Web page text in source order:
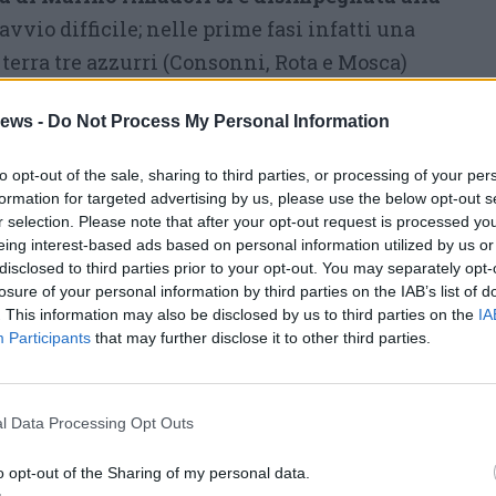
- Do Not Process My Personal Information
opt-out of the sale, sharing to third parties, or processing of your
for targeted advertising by us, please use the below opt-out
selection. Please note that after your opt-out request is processed
interest-based ads based on personal information utilized by us
to third parties prior to your opt-out. You may separately
of your personal information by third parties on the IAB’s list of
This information may also be disclosed by us to third parties on the
Participants that may further disclose it to other third parties.
Data Processing Opt Outs
opt-out of the Sharing of my personal data.
difficile; nelle prime fasi infatti una
tre azzurri (Consonni, Rota e Mosca)
ha dovuto cambiare bici.
il sestetto di Amadori che nel
hanno sbagliato un colpo:Rota e Troìasono
che hanno preceduto l’ultimo giro e
un problema tecnico è partito in tromba
ascesa al Tainemberg. I quasi 2′ che il
avevano sull’ultimo passaggio ad Angera
traguardo,Rota ha condotto Moscon in
in volata la maglia tricolore ha regolato
terzo l’olandese Hofstede, giù dal podio